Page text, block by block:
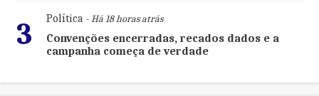
3 Política- Há 18 horas atrás
Convenções encerradas, recados dados e a
campanha começa de verdade